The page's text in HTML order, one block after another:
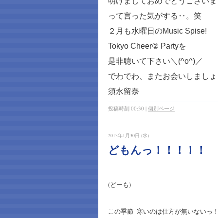
って言った気がする‥。笑
２月も水曜日のMusic Spise!
Tokyo Cheer② Partyを
是非聴いて下さい＼ (^o^) ／
でわでわ、またお会いしましょ
須永留奈
投稿時刻 00:30 | 個別ページ
2013年1月30日 (水)
どもんっ！！！！！
(どーも)
この季節 寒いのは仕方が無いないっ！